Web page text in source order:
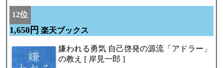
12位
1,650円 楽天ブックス
嫌われる勇気 自己啓発の源流「アドラー」
の教え [ 岸見一郎 ]